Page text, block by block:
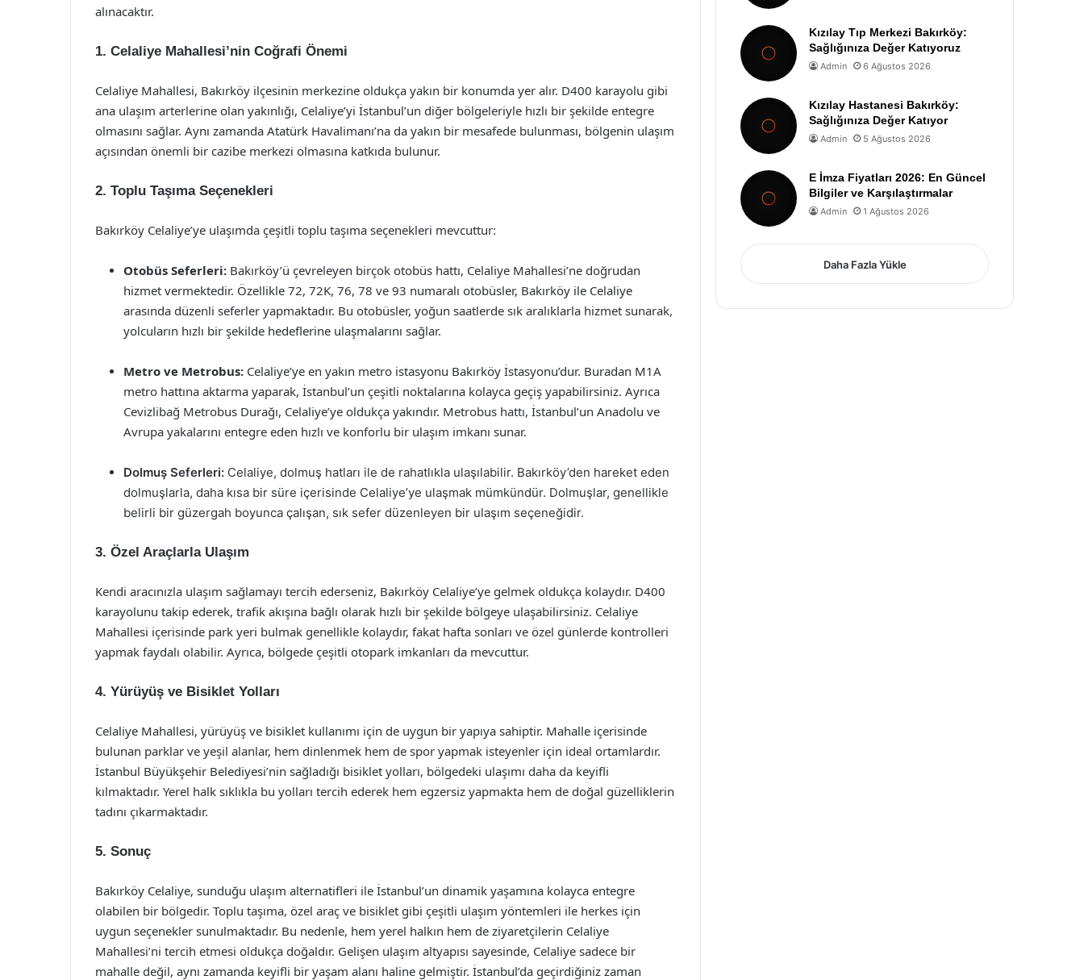
alınacaktır.
1. Celaliye Mahallesi’nin Coğrafi Önemi
Celaliye Mahallesi, Bakırköy ilçesinin merkezine oldukça yakın bir konumda yer alır. D400 karayolu gibi
ana ulaşım arterlerine olan yakınlığı, Celaliye’yi İstanbul’un diğer bölgeleriyle hızlı bir şekilde entegre
olmasını sağlar. Aynı zamanda Atatürk Havalimanı’na da yakın bir mesafede bulunması, bölgenin ulaşım
açısından önemli bir cazibe merkezi olmasına katkıda bulunur.
2. Toplu Taşıma Seçenekleri
Bakırköy Celaliye’ye ulaşımda çeşitli toplu taşıma seçenekleri mevcuttur:
Otobüs Seferleri: Bakırköy’ü çevreleyen birçok otobüs hattı, Celaliye Mahallesi’ne doğrudan
hizmet vermektedir. Özellikle 72, 72K, 76, 78 ve 93 numaralı otobüsler, Bakırköy ile Celaliye
arasında düzenli seferler yapmaktadır. Bu otobüsler, yoğun saatlerde sık aralıklarla hizmet sunarak,
yolcuların hızlı bir şekilde hedeflerine ulaşmalarını sağlar.
Metro ve Metrobus: Celaliye’ye en yakın metro istasyonu Bakırköy İstasyonu’dur. Buradan M1A
metro hattına aktarma yaparak, İstanbul’un çeşitli noktalarına kolayca geçiş yapabilirsiniz. Ayrıca
Cevizlibağ Metrobus Durağı, Celaliye’ye oldukça yakındır. Metrobus hattı, İstanbul’un Anadolu ve
Avrupa yakalarını entegre eden hızlı ve konforlu bir ulaşım imkanı sunar.
Dolmuş Seferleri: Celaliye, dolmuş hatları ile de rahatlıkla ulaşılabilir. Bakırköy’den hareket eden
dolmuşlarla, daha kısa bir süre içerisinde Celaliye’ye ulaşmak mümkündür. Dolmuşlar, genellikle
belirli bir güzergah boyunca çalışan, sık sefer düzenleyen bir ulaşım seçeneğidir.
3. Özel Araçlarla Ulaşım
Kendi aracınızla ulaşım sağlamayı tercih ederseniz, Bakırköy Celaliye’ye gelmek oldukça kolaydır. D400
karayolunu takip ederek, trafik akışına bağlı olarak hızlı bir şekilde bölgeye ulaşabilirsiniz. Celaliye
Mahallesi içerisinde park yeri bulmak genellikle kolaydır, fakat hafta sonları ve özel günlerde kontrolleri
yapmak faydalı olabilir. Ayrıca, bölgede çeşitli otopark imkanları da mevcuttur.
4. Yürüyüş ve Bisiklet Yolları
Celaliye Mahallesi, yürüyüş ve bisiklet kullanımı için de uygun bir yapıya sahiptir. Mahalle içerisinde
bulunan parklar ve yeşil alanlar, hem dinlenmek hem de spor yapmak isteyenler için ideal ortamlardır.
İstanbul Büyükşehir Belediyesi’nin sağladığı bisiklet yolları, bölgedeki ulaşımı daha da keyifli
kılmaktadır. Yerel halk sıklıkla bu yolları tercih ederek hem egzersiz yapmakta hem de doğal güzelliklerin
tadını çıkarmaktadır.
5. Sonuç
Bakırköy Celaliye, sunduğu ulaşım alternatifleri ile İstanbul’un dinamik yaşamına kolayca entegre
olabilen bir bölgedir. Toplu taşıma, özel araç ve bisiklet gibi çeşitli ulaşım yöntemleri ile herkes için
uygun seçenekler sunulmaktadır. Bu nedenle, hem yerel halkın hem de ziyaretçilerin Celaliye
Mahallesi’ni tercih etmesi oldukça doğaldır. Gelişen ulaşım altyapısı sayesinde, Celaliye sadece bir
mahalle değil, aynı zamanda keyifli bir yaşam alanı haline gelmiştir. İstanbul’da geçirdiğiniz zaman
Kızılay Tıp Merkezi Bakırköy:
Sağlığınıza Değer Katıyoruz
Admin 6 Ağustos 2026
Kızılay Hastanesi Bakırköy:
Sağlığınıza Değer Katıyor
Admin 5 Ağustos 2026
E İmza Fiyatları 2026: En Güncel
Bilgiler ve Karşılaştırmalar
Admin 1 Ağustos 2026
Daha Fazla Yükle